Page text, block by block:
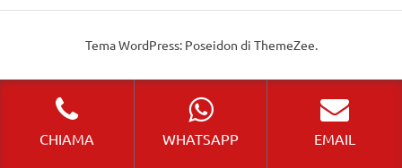
Tema WordPress: Poseidon di ThemeZee.
CHIAMA WHATSAPP EMAIL